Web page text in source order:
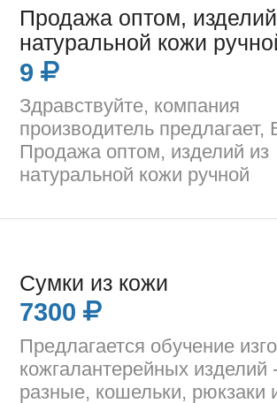
Продажа оптом,
натуральной кожи
9
Здравствуйте, компания
производитель предлагает,
Продажа оптом, изделий из
натуральной кожи ручной
Сумки из кожи
7300
Предлагается обучение
кожгалантерейных изделий
разные, кошельки, рюкзаки